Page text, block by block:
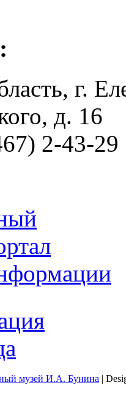
г.
д. 16
2-43-29
музей И.А. Бунина |